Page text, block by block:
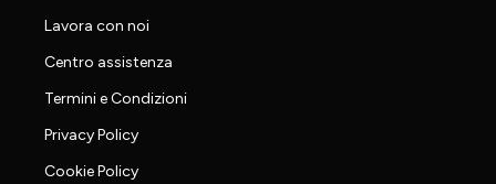
Lavora con noi
Centro assistenza
Termini e Condizioni
Privacy Policy
Cookie Policy